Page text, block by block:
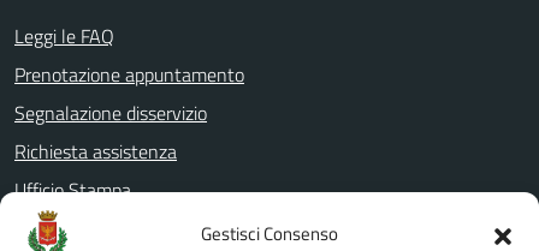
Gestisci Consenso
Leggi le FAQ
Prenotazione appuntamento
Segnalazione disservizio
Richiesta assistenza
Ufficio Stampa
Amministrazione Trasparente